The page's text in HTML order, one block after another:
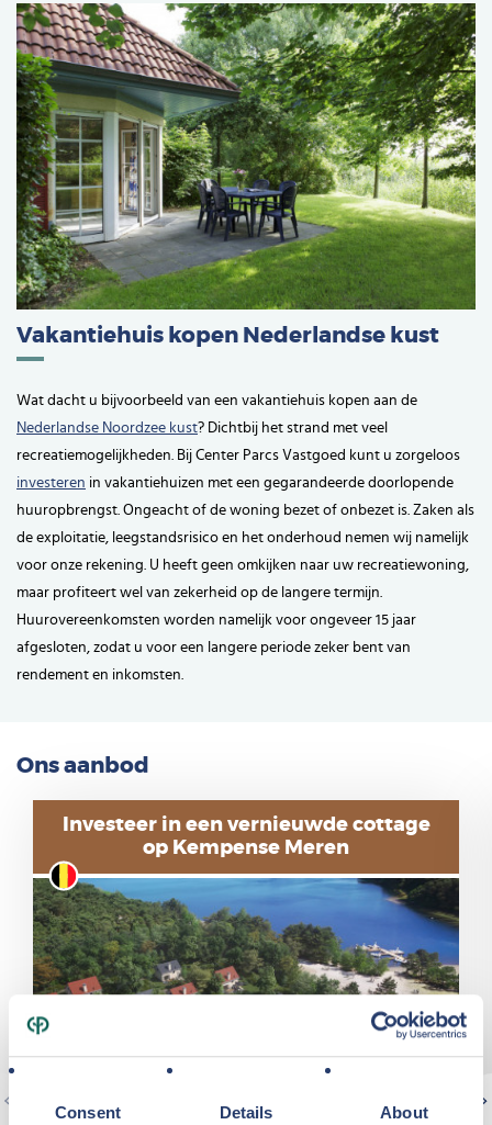
Consent Details About
Vakantiehuis kopen Nederlandse kust
Wat dacht u bijvoorbeeld van een vakantiehuis kopen aan de
Nederlandse Noordzee kust? Dichtbij het strand met veel
recreatiemogelijkheden. Bij Center Parcs Vastgoed kunt u zorgeloos
investeren in vakantiehuizen met een gegarandeerde doorlopende
huuropbrengst. Ongeacht of de woning bezet of onbezet is. Zaken als
de exploitatie, leegstandsrisico en het onderhoud nemen wij namelijk
voor onze rekening. U heeft geen omkijken naar uw recreatiewoning,
maar profiteert wel van zekerheid op de langere termijn.
Huurovereenkomsten worden namelijk voor ongeveer 15 jaar
afgesloten, zodat u voor een langere periode zeker bent van
rendement en inkomsten.
Ons aanbod
Investeer in een vernieuwde cottage
op Kempense Meren